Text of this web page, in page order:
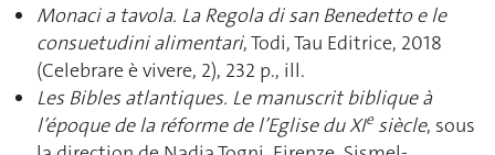
Monaci a tavola. La Regola di san Benedetto e le
consuetudini alimentari, Todi, Tau Editrice, 2018
(Celebrare è vivere, 2), 232 p., ill.
Les Bibles atlantiques. Le manuscrit biblique à
l’époque de la réforme de l’Eglise du XIesiècle, sous